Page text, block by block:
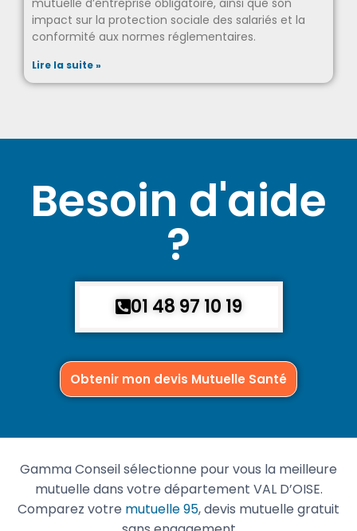
conformité aux normes réglementaires.
Lire la suite »
Besoin d'aide
?
01 48 97 10 19
Gamma Conseil sélectionne pour vous la meilleure
mutuelle dans votre département VAL D’OISE.
Comparez votre mutuelle 95, devis mutuelle gratuit
sans engagement